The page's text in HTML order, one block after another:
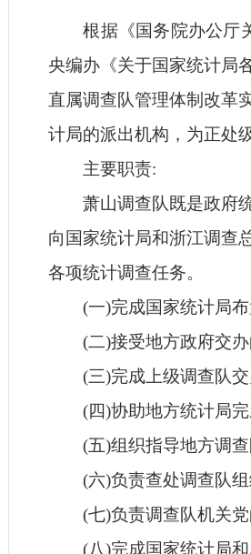
根据《国务院办公厅关
央编办《关于国家统计局
直属调查队管理体制改革
计局的派出机构，为正处
主要职责:
萧山调查队既是政府统
向国家统计局和浙江调查
各项统计调查任务。
(一)完成国家统计局布
(二)接受地方政府交办
(三)完成上级调查队交
(四)协助地方统计局完
(五)组织指导地方调查
(六)负责查处调查队组
(七)负责调查队机关党
(八)完成国家统计局和